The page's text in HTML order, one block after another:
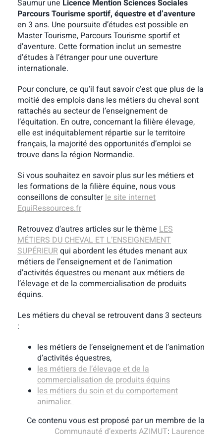
Saumur une Licence Mention Sciences Sociales
Parcours Tourisme sportif, équestre et d’aventure
en 3 ans. Une poursuite d’études est possible en
Master Tourisme, Parcours Tourisme sportif et
d’aventure. Cette formation inclut un semestre
d’études à l’étranger pour une ouverture
internationale.
Pour conclure, ce qu’il faut savoir c’est que plus de la
moitié des emplois dans les métiers du cheval sont
rattachés au secteur de l’enseignement de
l’équitation. En outre, concernant la filière élevage,
elle est inéquitablement répartie sur le territoire
français, la majorité des opportunités d’emploi se
trouve dans la région Normandie.
Si vous souhaitez en savoir plus sur les métiers et
les formations de la filière équine, nous vous
conseillons de consulterle site internet
EquiRessources.fr
Retrouvez d’autres articles sur le thème LES
MÉTIERS DU CHEVAL ET L’ENSEIGNEMENT
SUPÉRIEURqui abordent les études menant aux
métiers de l’enseignement et de l’animation
d’activités équestres ou menant aux métiers de
l’élevage et de la commercialisation de produits
équins.
Les métiers du cheval se retrouvent dans 3 secteurs
:
les métiers de l’enseignement et de l’animation
d’activités équestres,
les métiers de l’élevage et de la
commercialisation de produits équins
les métiers du soin et du comportement
animalier.
Ce contenu vous est proposé par un membre de la